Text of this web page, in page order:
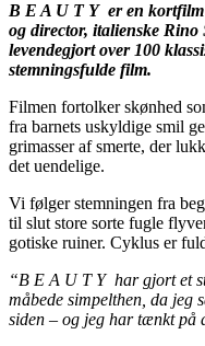
B E A U T Y er en kortfilm
og director, italienske
levendegjort over 100
stemningsfulde film.
Filmen fortolker skønhed
fra barnets uskyldige smil
grimasser af smerte, der
det uendelige.
Vi følger stemningen fra
til slut store sorte fugle
gotiske ruiner. Cyklus er
“B E A U T Y har gjort et
måbede simpelthen, da jeg
siden – og jeg har tænkt på